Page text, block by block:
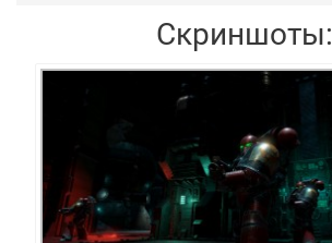
Скриншоты: